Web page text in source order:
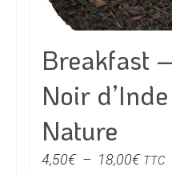
être
sur
page
Breakfast
Noir d’Inde
Nature
4,50€ – 18,00€Plage
TTC